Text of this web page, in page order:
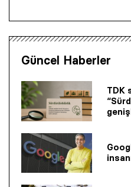
Güncel Haberler
TDK